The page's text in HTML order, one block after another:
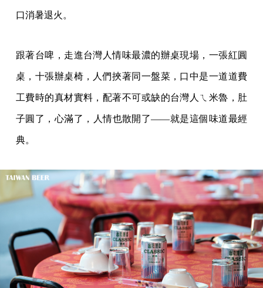
口消暑退火。
跟著台啤，走進台灣人情味最濃的辦桌現場，一張紅圓
桌，十張辦桌椅，人們挾著同一盤菜，口中是一道道費
工費時的真材實料，配著不可或缺的台灣人ㄟ米魯，肚
子圓了，心滿了，人情也散開了——就是這個味道最經
典。